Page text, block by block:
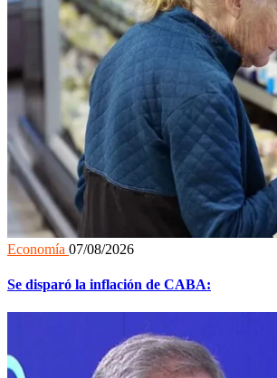
Economía 07/08/2026
Se disparó la inflación de CABA: